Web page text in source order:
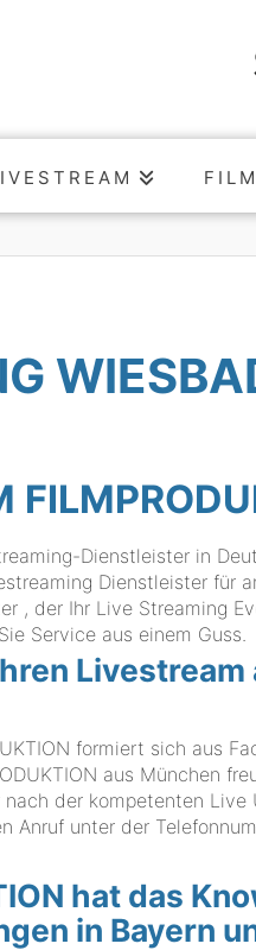
Dienstleister in
Dienstleister für
, der Ihr Live Streaming
Service aus einem Guss.
Livestream
formiert sich aus
aus München
der kompetenten
Anruf unter der
hat das
in Bayern